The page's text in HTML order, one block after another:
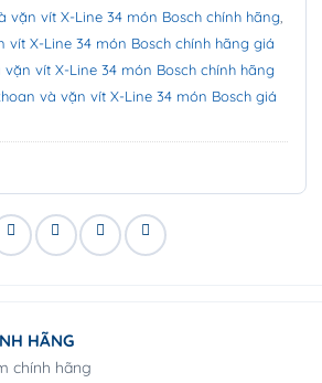
vặn vít X-Line 34 món Bosch chính hãng
vít X-Line 34 món Bosch chính hãng giá
vít X-Line 34 món Bosch chính hãng
và vặn vít X-Line 34 món Bosch giá
HÃNG
chính hãng